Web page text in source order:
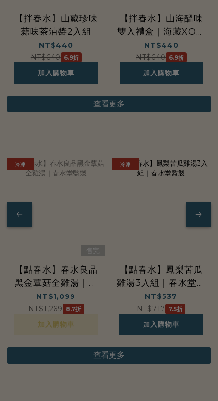
【拌春水】山藏珍味
蒜味茶油醬2入組
NT$440
NT$640 6.9折
加入購物車
【拌春水】山海醞味
雙入禮盒｜海藏XO堯
魚干貝醬(微辣)x1+山
藏珍味蒜味茶油醬x1
NT$440
NT$640 6.9折
加入購物車
查看更多
暖冷凍
售完
【點春水】春水良品
黑金蕈菇全雞湯｜春
水堂監製
NT$1,099
NT$1,269 8.7折
加入購物車
冷凍
【點春水】鳳梨苦瓜
雞湯3入組｜春水堂監
製
NT$537
NT$717 7.5折
加入購物車
查看更多